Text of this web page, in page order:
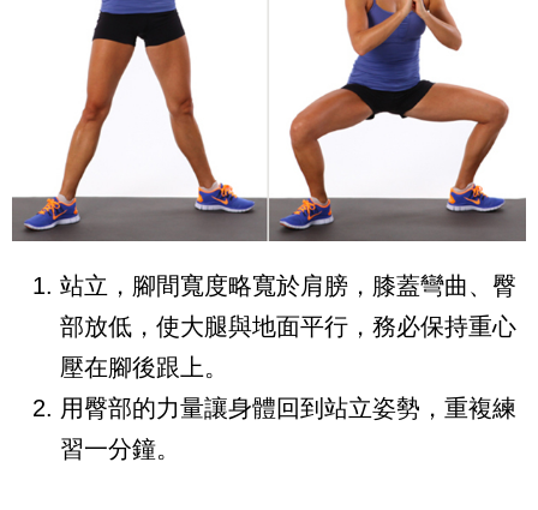
站立，腳間寬度略寬於肩膀，膝蓋彎曲、臀
部放低，使大腿與地面平行，務必保持重心
壓在腳後跟上。
用臀部的力量讓身體回到站立姿勢，重複練
習一分鐘。